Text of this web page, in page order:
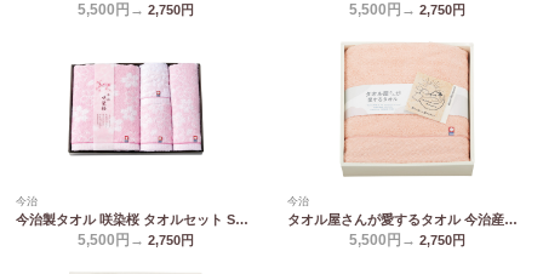
5,500円→ 2,750円 5,500円→ 2,750円
今治
今治製タオル 咲染桜 タオルセット SZ-5001
5,500円→ 2,750円
今治
タオル屋さんが愛するタオル 今治産バスタオル ピンク TA2150BE/PI
5,500円→ 2,750円